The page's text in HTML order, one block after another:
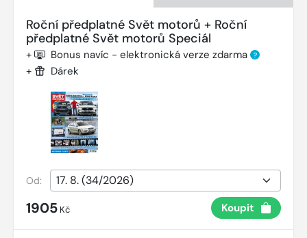
Roční předplatné Svět motorů + Roční
předplatné Svět motorů Speciál
+ Bonus navíc - elektronická verze zdarma ?
+ Dárek
Od:
1905 Kč Koupit